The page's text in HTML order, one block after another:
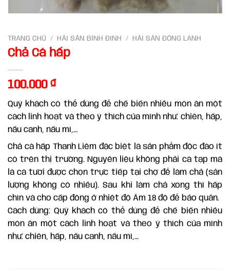
TRANG CHỦ / HẢI SẢN BÌNH ĐỊNH / HẢI SẢN ĐÔNG LẠNH
Chả Cá hấp
100.000 ₫
Quý khách có thể dùng để chế biến nhiều món ăn một
cách linh hoạt và theo ý thích của mình như: chiên, hấp,
nấu canh, nấu mì,…
Chả cá hấp Thanh Liêm đặc biệt là sản phẩm độc đáo ít
có trên thị trường. Nguyên liệu không phải cá tạp mà
là cá tươi được chọn trực tiếp tại chợ để làm chả (sản
lượng không có nhiều). Sau khi làm chả xong thì hấp
chín và cho cấp đông ở nhiệt độ Âm 18 độ để bảo quản.
Cách dùng: Quý khách có thể dùng để chế biến nhiều
món ăn một cách linh hoạt và theo ý thích của mình
như: chiên, hấp, nấu canh, nấu mì,…